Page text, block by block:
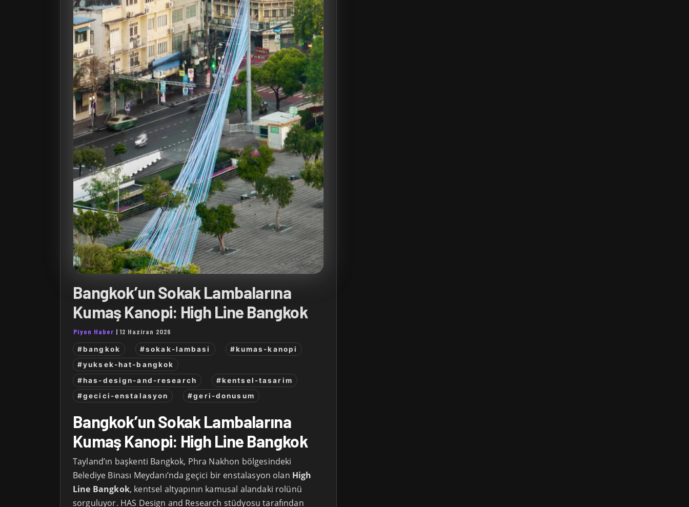
Bangkok’un Sokak Lambalarına
Kumaş Kanopi: High Line Bangkok
Piyon Haber |12 Haziran 2026
#bangkok #sokak-lambasi
#kumas-kanopi
#yuksek-hat-bangkok
#has-design-and-research
#kentsel-tasarim
#gecici-enstalasyon
#geri-donusum
Bangkok’un Sokak Lambalarına
Kumaş Kanopi: High Line Bangkok
Tayland’ın başkenti Bangkok, Phra Nakhon bölgesindeki
Belediye Binası Meydanı’nda geçici bir enstalasyon olan High
Line Bangkok, kentsel altyapının kamusal alandaki rolünü
sorguluyor. HAS Design and Research stüdyosu tarafından